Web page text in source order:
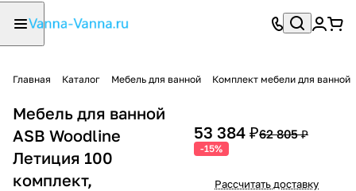
Главная Каталог Мебель для ванной Комплект мебели для ванной
Мебель для ванной
ASB Woodline
Летиция 100
комплект,
53 384 ₽62 805 ₽
-15%
Рассчитать доставку